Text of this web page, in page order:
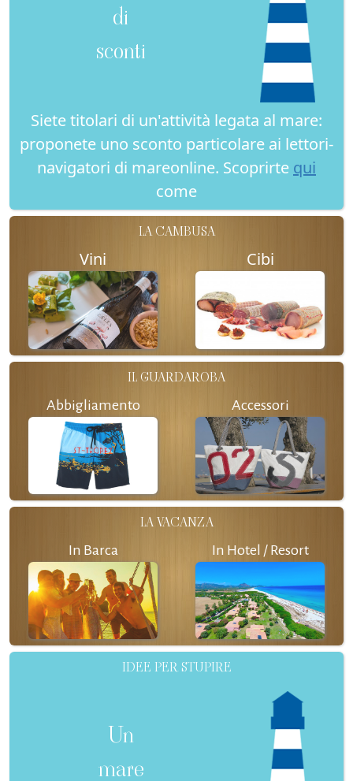
di
sconti
Siete titolari di un'attività legata al mare:
proponete uno sconto particolare ai lettori-
navigatori di mareonline. Scoprirte qui
come
LA CAMBUSA
Vini Cibi
IL GUARDAROBA
Abbigliamento Accessori
LA VACANZA
In Barca In Hotel / Resort
IDEE PER STUPIRE
Un
mare